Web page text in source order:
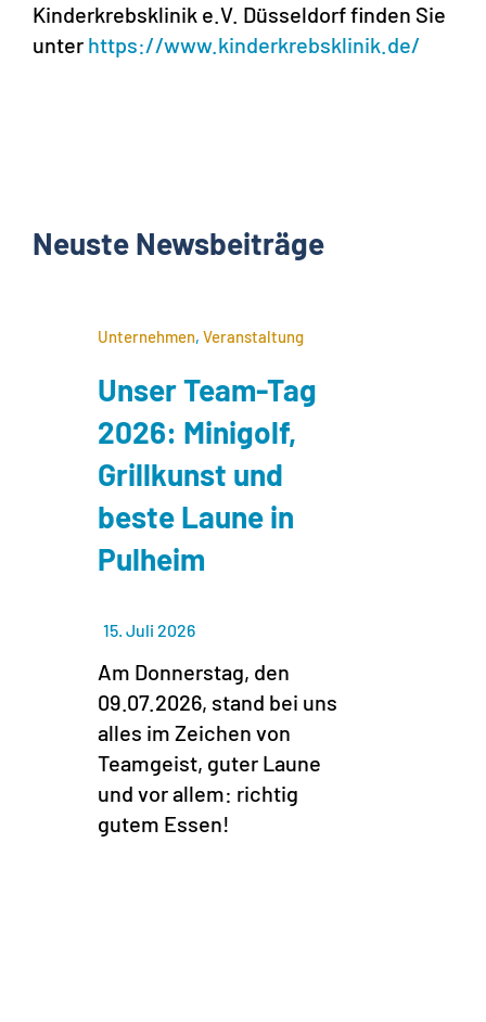
Kinderkrebsklinik e.V. Düsseldorf finden Sie
unter https://www.kinderkrebsklinik.de/
Neuste Newsbeiträge
Unternehmen, Veranstaltung
Unser Team-Tag
2026: Minigolf,
Grillkunst und
beste Laune in
Pulheim
15. Juli 2026
Am Donnerstag, den
09.07.2026, stand bei uns
alles im Zeichen von
Teamgeist, guter Laune
und vor allem: richtig
gutem Essen!